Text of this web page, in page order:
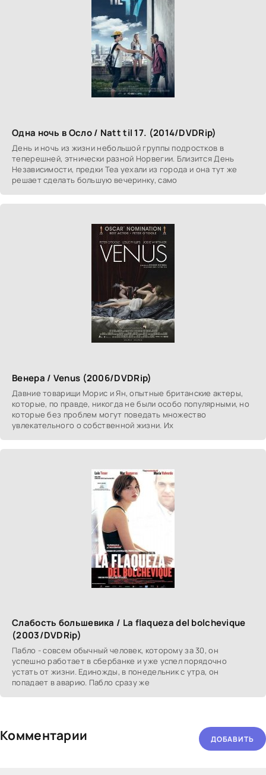
Одна ночь в Осло / Natt til 17. (2014/DVDRip)
День и ночь из жизни небольшой группы подростков в
теперешней, этнически разной Норвегии. Близится День
Независимости, предки Теа уехали из города и она тут же
решает сделать большую вечеринку, само
Венера / Venus (2006/DVDRip)
Давние товарищи Морис и Ян, опытные британские актеры,
которые, по правде, никогда не были особо популярными, но
которые без проблем могут поведать множество
увлекательного о собственной жизни. Их
Слабость большевика / La flaqueza del bolchevique
(2003/DVDRip)
Пабло - совсем обычный человек, которому за 30, он
успешно работает в сбербанке и уже успел порядочно
устать от жизни. Единожды, в понедельник с утра, он
попадает в аварию. Пабло сразу же
Комментарии ДОБАВИТЬ